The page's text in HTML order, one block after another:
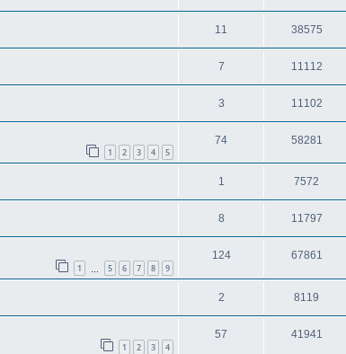
11 38575
7 11112
3 11102
1 2 3 4 5
74 58281
1 7572
8 11797
1 5 6 7 8 9
124 67861
2 8119
1 2 3 4
57 41941